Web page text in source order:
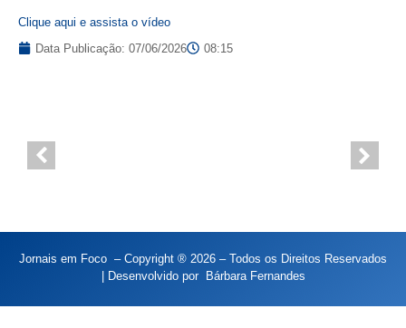
Clique aqui e assista o vídeo
Data Publicação: 07/06/2026 08:15
Jornais em Foco – Copyright ® 2026 – Todos os Direitos Reservados
| Desenvolvido por
Bárbara Fernandes